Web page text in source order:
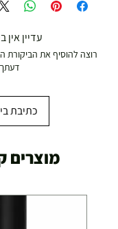
עדיין אין
רוצה להוסיף את הביקורת
כתיבת
מוצרים